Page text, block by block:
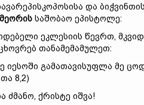
და
საშობაო ეპისტოლე:
ეკლესიის წევრთ,
თანამემამულეთ:
იესოში გამათავისუფლა მე
8,2)
ძმანო, ქრისტე იშვა!